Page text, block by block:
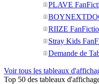
PLAVE
RIIZE
Stray Kids
Demande de
Voir tous les tableaux
Top 50 des tableaux